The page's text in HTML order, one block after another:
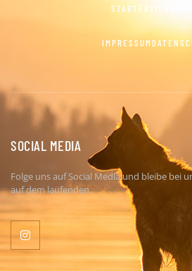
STARTERZIEHUNG
IMPRESSUM
SOCIAL MEDIA
Folge uns auf Social Media und bleibe bei
auf dem laufenden.